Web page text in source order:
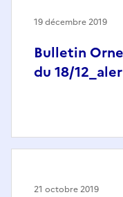
Bulletin
du 18/
19 décembre 2019
21 octobre 2019